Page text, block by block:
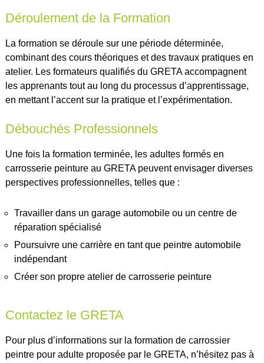
Déroulement de la Formation
La formation se déroule sur une période déterminée,
combinant des cours théoriques et des travaux pratiques en
atelier. Les formateurs qualifiés du GRETA accompagnent
les apprenants tout au long du processus d’apprentissage,
en mettant l’accent sur la pratique et l’expérimentation.
Débouchés Professionnels
Une fois la formation terminée, les adultes formés en
carrosserie peinture au GRETA peuvent envisager diverses
perspectives professionnelles, telles que :
Travailler dans un garage automobile ou un centre de
réparation spécialisé
Poursuivre une carrière en tant que peintre automobile
indépendant
Créer son propre atelier de carrosserie peinture
Contactez le GRETA
Pour plus d’informations sur la formation de carrossier
peintre pour adulte proposée par le GRETA, n’hésitez pas à